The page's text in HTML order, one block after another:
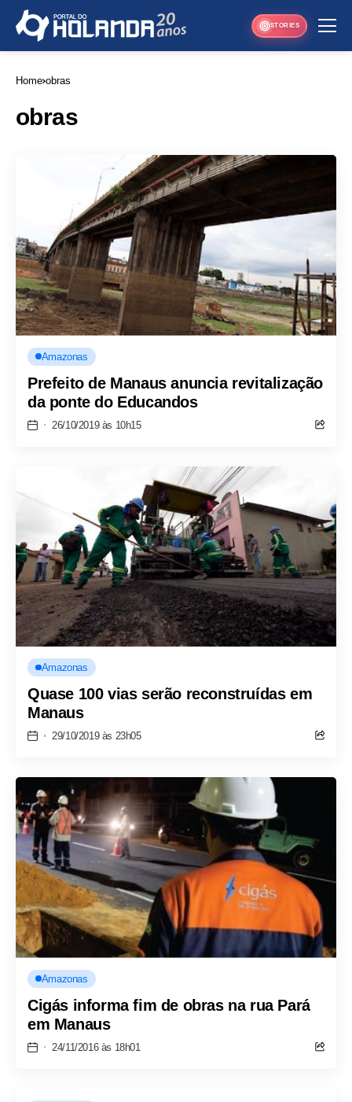
STORIES
Home obras
obras
Amazonas
Prefeito de Manaus anuncia revitalização
da ponte do Educandos
26/10/2019 às 10h15
Amazonas
Quase 100 vias serão reconstruídas em
Manaus
29/10/2019 às 23h05
Amazonas
Cigás informa fim de obras na rua Pará
em Manaus
24/11/2016 às 18h01